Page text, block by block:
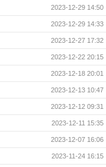
2023-12-29 14:50
2023-12-29 14:33
2023-12-27 17:32
2023-12-22 20:15
2023-12-18 20:01
2023-12-13 10:47
2023-12-12 09:31
2023-12-11 15:35
2023-12-07 16:06
2023-11-24 16:15